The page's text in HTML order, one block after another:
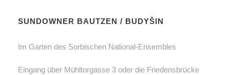
SUNDOWNER BAUTZEN / BUDYŠIN
Im Garten des Sorbischen National-Ensembles
Eingang über Mühltorgasse 3 oder die Friedensbrücke